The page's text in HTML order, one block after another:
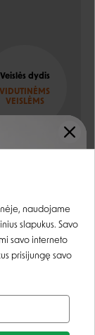
Veislės dydis
VIDUTINĖMS
VEISLĖMS
23%
8%
naudojame
slapukus. Savo
savo interneto
prisijungę savo